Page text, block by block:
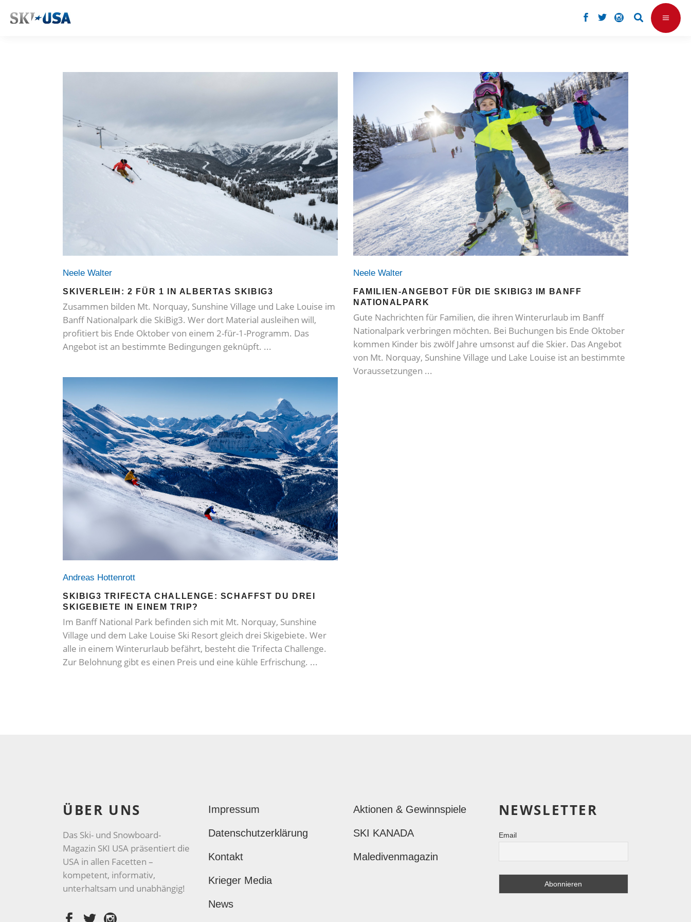
Neele Walter
SKIVERLEIH: 2 FÜR 1 IN ALBERTAS SKIBIG3
Zusammen bilden Mt. Norquay, Sunshine Village und Lake Louise im
Banff Nationalpark die SkiBig3. Wer dort Material ausleihen will,
profitiert bis Ende Oktober von einem 2-für-1-Programm. Das
Angebot ist an bestimmte Bedingungen geknüpft.
Neele Walter
FAMILIEN-ANGEBOT FÜR DIE SKIBIG3 IM BANFF
NATIONALPARK
Gute Nachrichten für Familien, die ihren Winterurlaub im Banff
Nationalpark verbringen möchten. Bei Buchungen bis Ende Oktober
kommen Kinder bis zwölf Jahre umsonst auf die Skier. Das Angebot
von Mt. Norquay, Sunshine Village und Lake Louise ist an bestimmte
Voraussetzungen
Andreas Hottenrott
SKIBIG3 TRIFECTA CHALLENGE: SCHAFFST DU DREI
SKIGEBIETE IN EINEM TRIP?
Im Banff National Park befinden sich mit Mt. Norquay, Sunshine
Village und dem Lake Louise Ski Resort gleich drei Skigebiete. Wer
alle in einem Winterurlaub befährt, besteht die Trifecta Challenge.
Zur Belohnung gibt es einen Preis und eine kühle Erfrischung.
ÜBER UNS
Das Ski- und Snowboard-
Magazin SKI USA präsentiert die
USA in allen Facetten –
kompetent, informativ,
unterhaltsam und unabhängig!
Impressum
Datenschutzerklärung
Kontakt
Krieger Media
News
Aktionen & Gewinnspiele
SKI KANADA
Maledivenmagazin
NEWSLETTER
Email